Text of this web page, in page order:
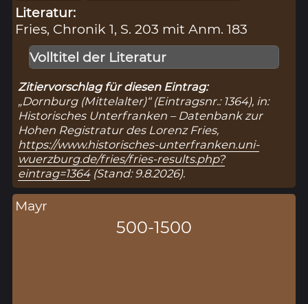
Literatur:
Fries, Chronik 1, S. 203 mit Anm. 183
Volltitel der Literatur
Zitiervorschlag für diesen Eintrag:
„Dornburg (Mittelalter)“ (Eintragsnr.: 1364), in:
Historisches Unterfranken – Datenbank zur
Hohen Registratur des Lorenz Fries,
https://www.historisches-unterfranken.uni-
wuerzburg.de/fries/fries-results.php?
eintrag=1364(Stand: 9.8.2026).
Mayr
500-1500